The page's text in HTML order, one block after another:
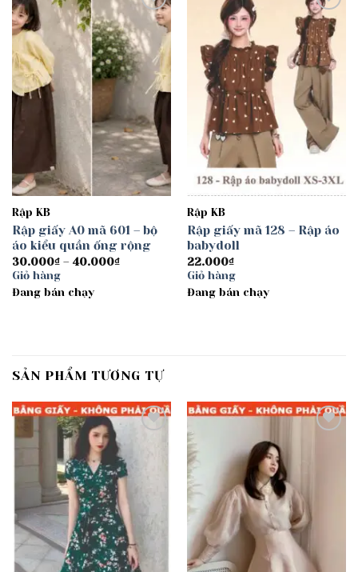
Add to
wishlist
Rập KB
Rập giấy A0 mã 601 – bộ
áo kiểu quần ống rộng
30.000₫ – 40.000₫Khoảng
Giỏ hàng
Đang bán chạy
Add to
wishlist
Rập KB
Rập giấy mã 128 – Rập áo
babydoll
22.000₫
Giỏ hàng
Đang bán chạy
SẢN PHẨM TƯƠNG TỰ